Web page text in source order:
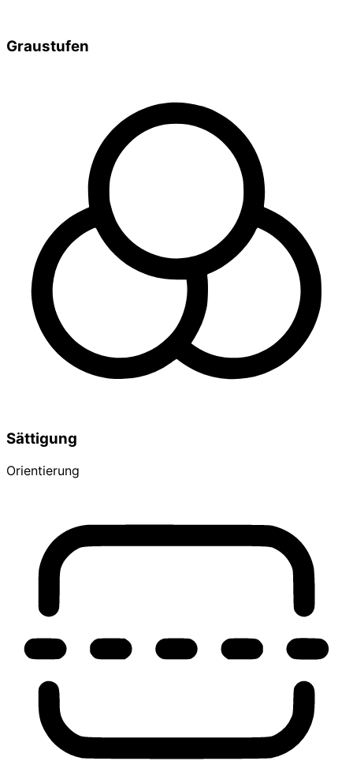
Graustufen
Sättigung
Orientierung